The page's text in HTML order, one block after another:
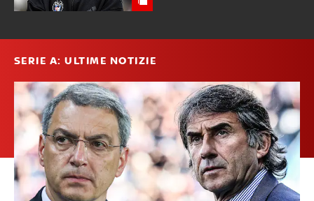
SERIE A: ULTIME NOTIZIE